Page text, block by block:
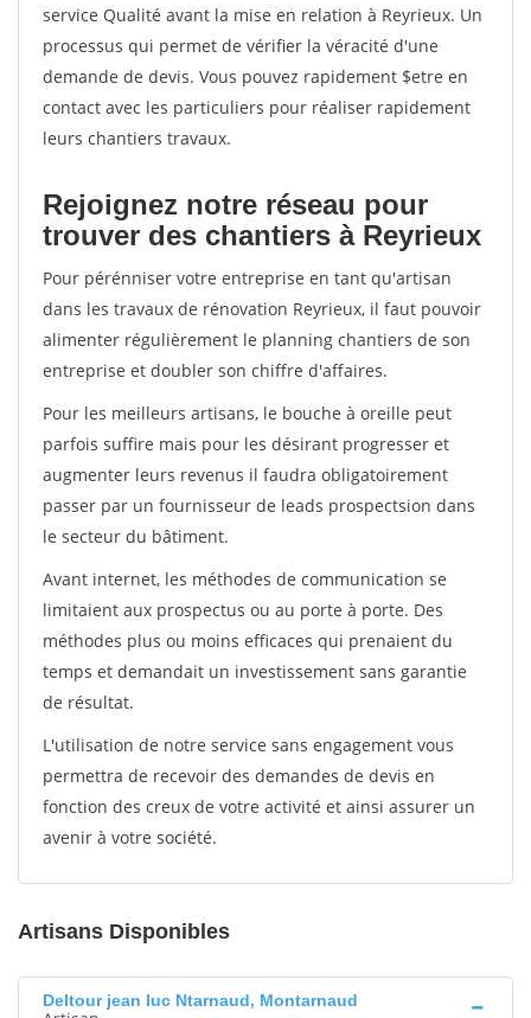
service Qualité avant la mise en relation à Reyrieux. Un
processus qui permet de vérifier la véracité d'une
demande de devis. Vous pouvez rapidement $etre en
contact avec les particuliers pour réaliser rapidement
leurs chantiers travaux.
Rejoignez notre réseau pour
trouver des chantiers à Reyrieux
Pour pérénniser votre entreprise en tant qu'artisan
dans les travaux de rénovation Reyrieux, il faut pouvoir
alimenter régulièrement le planning chantiers de son
entreprise et doubler son chiffre d'affaires.
Pour les meilleurs artisans, le bouche à oreille peut
parfois suffire mais pour les désirant progresser et
augmenter leurs revenus il faudra obligatoirement
passer par un fournisseur de leads prospectsion dans
le secteur du bâtiment.
Avant internet, les méthodes de communication se
limitaient aux prospectus ou au porte à porte. Des
méthodes plus ou moins efficaces qui prenaient du
temps et demandait un investissement sans garantie
de résultat.
L'utilisation de notre service sans engagement vous
permettra de recevoir des demandes de devis en
fonction des creux de votre activité et ainsi assurer un
avenir à votre société.
Artisans Disponibles
Deltour jean luc Ntarnaud, Montarnaud